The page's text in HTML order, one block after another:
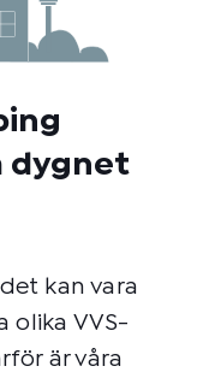
dygnet
kan vara
olika VVS-
är våra